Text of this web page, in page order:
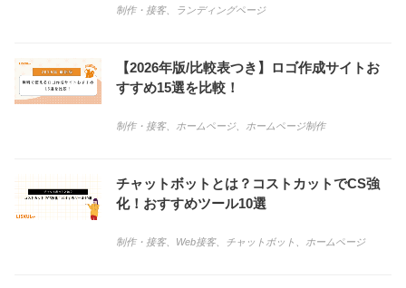
制作・接客、 ランディングページ
【2026年版/比較表つき】ロゴ作成サイトお
すすめ15選を比較！
制作・接客、 ホームページ、 ホームページ制作
チャットボットとは？コストカットでCS強
化！おすすめツール10選
制作・接客、 Web接客、 チャットボット ホームページ